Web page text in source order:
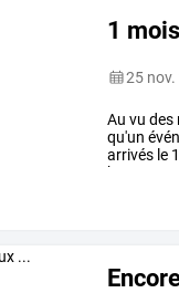
1
25 nov.
Au vu des
qu'un
arrivés le
beaucoup